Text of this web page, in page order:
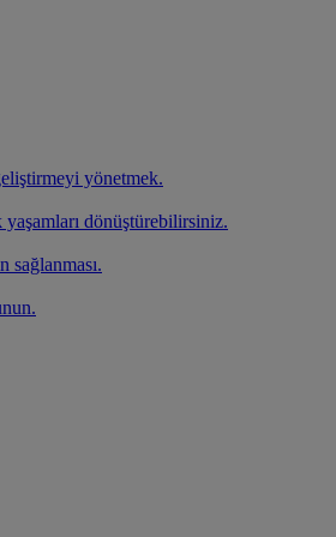
yönetmek.
dönüştürebilirsiniz.
sağlanması.